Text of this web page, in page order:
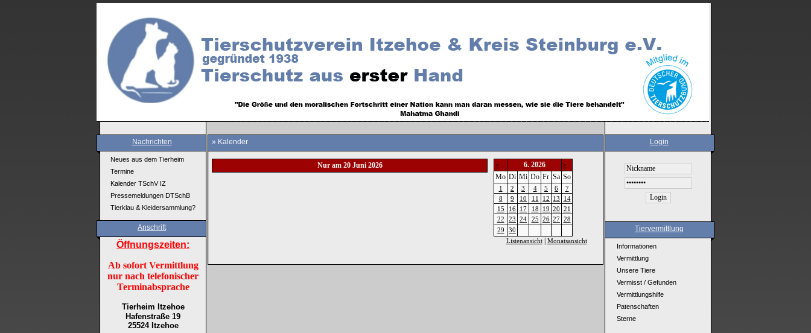
Nachrichten
Neues aus dem Tierheim
Termine
Kalender TSchV IZ
Pressemeldungen DTSchB
Tierklau & Kleidersammlung?
Anschrift
Öffnungszeiten:
Ab sofort Vermittlung
nur nach telefonischer
Terminabsprache
Tierheim Itzehoe
Hafenstraße 19
25524 Itzehoe
» Kalender
Nur am 20 Juni 2026 < 6. 2026 >
Mo Di Mi Do Fr Sa So
1 2 3 4 5 6
7
8
9 10 11 12 13
14
15
16 17 18 19 20 21
22
23 24 25 26 27 28
29
30
Listenansicht| Monatsansicht
Login
Tiervermittlung
Informationen
Vermittlung
Unsere Tiere
Vermisst / Gefunden
Vermittlungshilfe
Patenschaften
Sterne